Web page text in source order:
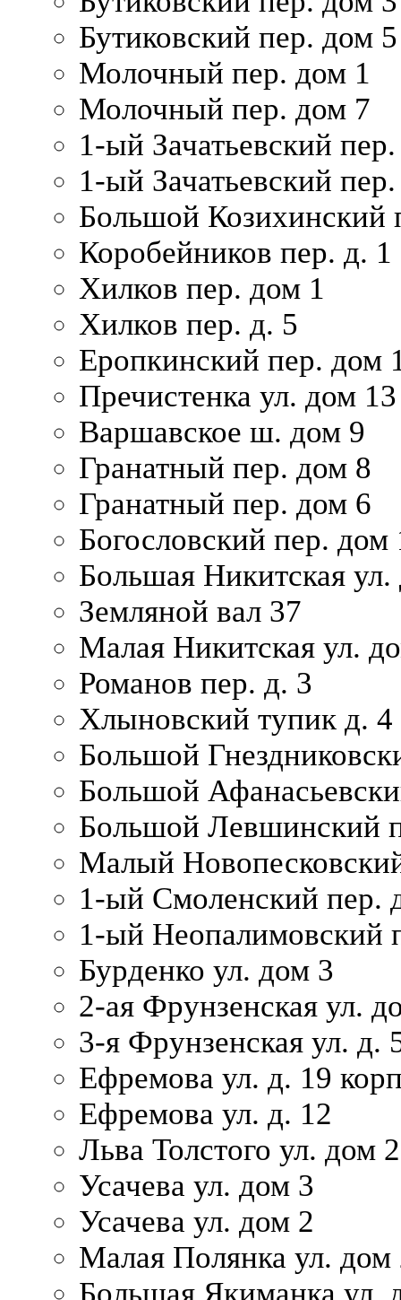
Бутиковский пер. дом 5
Молочный пер. дом 1
Молочный пер. дом 7
1-ый Зачатьевский
1-ый Зачатьевский
Большой Козихинский
Коробейников пер. д. 1
Хилков пер. дом 1
Хилков пер. д. 5
Еропкинский пер. дом
Пречистенка ул. дом 13
Варшавское ш. дом 9
Гранатный пер. дом 8
Гранатный пер. дом 6
Богословский пер.
Большая Никитская
Земляной вал 37
Малая Никитская ул.
Романов пер. д. 3
Хлыновский тупик д. 4
Большой
Большой
Большой Левшинский
Малый
1-ый Смоленский пер.
1-ый Неопалимовский
Бурденко ул. дом 3
2-ая Фрунзенская ул.
3-я Фрунзенская ул. д.
Ефремова ул. д. 19
Ефремова ул. д. 12
Льва Толстого ул. дом
Усачева ул. дом 3
Усачева ул. дом 2
Малая Полянка ул. дом